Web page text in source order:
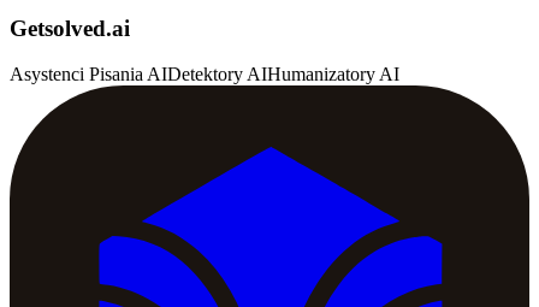
Getsolved.ai
Asystenci Pisania AIDetektory AIHumanizatory AI